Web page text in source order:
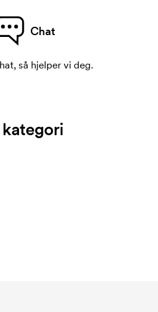
Chat
så hjelper vi deg.